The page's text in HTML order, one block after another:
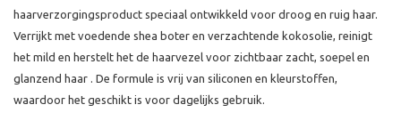
haarverzorgingsproduct speciaal ontwikkeld voor droog en ruig haar.
Verrijkt met voedende shea boter en verzachtende kokosolie, reinigt
het mild en herstelt het de haarvezel voor zichtbaar zacht, soepel en
glanzend haar . De formule is vrij van siliconen en kleurstoffen,
waardoor het geschikt is voor dagelijks gebruik.